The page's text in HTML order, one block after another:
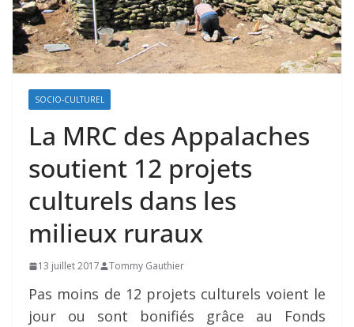
SOCIO-CULTUREL
La MRC des Appalaches
soutient 12 projets
culturels dans les
milieux ruraux
13 juillet 2017 Tommy Gauthier
Pas moins de 12 projets culturels voient le
jour ou sont bonifiés
grâce au Fonds